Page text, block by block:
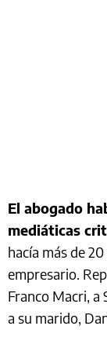
El abogado
mediáticas
hacía más de
empresario.
Franco Macri, a
a su marido,